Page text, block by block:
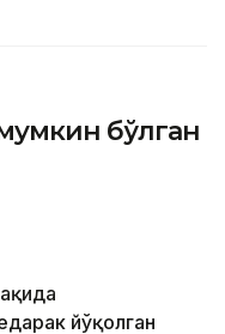
бўлган
йўқолган